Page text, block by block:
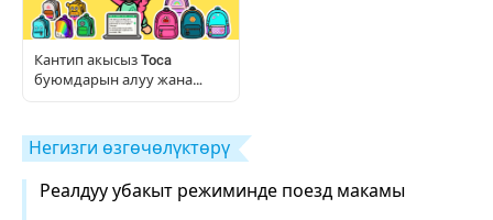
Кантип акысыз Toca
буюмдарын алуу жана
Негизги өзгөчөлүктөрү
Реалдуу убакыт режиминде поезд макамы